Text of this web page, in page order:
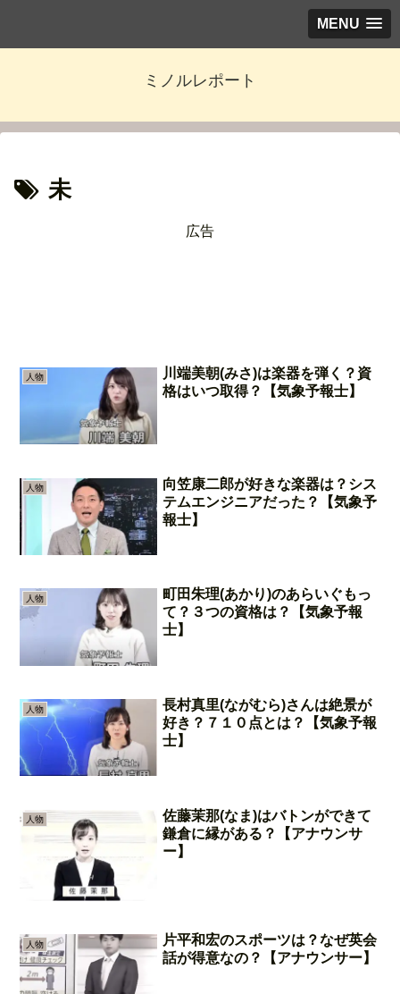
MENU
ミノルレポート
未
広告
人物
川端美朝(みさ)は楽器を弾く？資
格はいつ取得？【気象予報士】
人物
向笠康二郎が好きな楽器は？シス
テムエンジニアだった？【気象予
報士】
人物
町田朱理(あかり)のあらいぐもっ
て？３つの資格は？【気象予報
士】
人物
長村真里(ながむら)さんは絶景が
好き？７１０点とは？【気象予報
士】
人物
佐藤茉那(なま)はバトンができて
鎌倉に縁がある？【アナウンサ
ー】
人物
片平和宏のスポーツは？なぜ英会
話が得意なの？【アナウンサー】